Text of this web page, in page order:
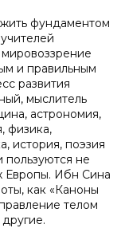
фундаментом
и правильным
развития
мыслитель
астрономия,
физика,
история, поэзия
пользуются не
Европы. Ибн Сина
как «Каноны
телом